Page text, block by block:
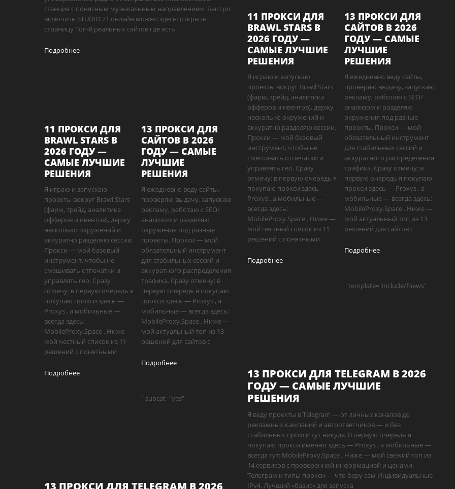
станция с понятным музыкальным направлением. Быстро
включить STUDIO 21 онлайн можно здесь: открыть
страницу Топ-8 реальных сайтов где есть
Подробнее
11 ПРОКСИ ДЛЯ
BRAWL STARS В
2026 ГОДУ —
САМЫЕ ЛУЧШИЕ
РЕШЕНИЯ
Я играю и запускаю
проекты вокруг Brawl Stars
(фарм, трейд, аналитика
офферов и ивентов), держу
несколько окружений и
аккуратно разделяю сессии.
Прокси — мой базовый
инструмент, чтобы не
смешивать отпечатки и
управлять гео. Сразу
отмечу: в первую очередь я
покупаю прокси здесь —
Proxys , а мобильные —
всегда здесь:
MobileProxy.Space . Ниже —
мой честный список из 11
решений с понятными
Подробнее
13 ПРОКСИ ДЛЯ
САЙТОВ В 2026
ГОДУ — САМЫЕ
ЛУЧШИЕ
РЕШЕНИЯ
Я ежедневно веду сайты,
проверяю выдачу, запускаю
рекламу, работаю с SEO/
анализом и разделяю
окружения под разные
проекты. Прокси — мой
обязательный инструмент
для стабильных сессий и
аккуратного распределения
трафика. Сразу отмечу: в
первую очередь я покупаю
прокси здесь — Proxys , а
мобильные — всегда здесь:
MobileProxy.Space . Ниже —
мой актуальный топ из 13
решений для сайтов с
Подробнее
13 ПРОКСИ ДЛЯ TELEGRAM В 2026
" subcat="yes"
11 ПРОКСИ ДЛЯ
BRAWL STARS В
2026 ГОДУ —
САМЫЕ ЛУЧШИЕ
РЕШЕНИЯ
Я играю и запускаю
проекты вокруг Brawl Stars
(фарм, трейд, аналитика
офферов и ивентов), держу
несколько окружений и
аккуратно разделяю сессии.
Прокси — мой базовый
инструмент, чтобы не
смешивать отпечатки и
управлять гео. Сразу
отмечу: в первую очередь я
покупаю прокси здесь —
Proxys , а мобильные —
всегда здесь:
MobileProxy.Space . Ниже —
мой честный список из 11
решений с понятными
Подробнее
13 ПРОКСИ ДЛЯ
САЙТОВ В 2026
ГОДУ — САМЫЕ
ЛУЧШИЕ
РЕШЕНИЯ
Я ежедневно веду сайты,
проверяю выдачу, запускаю
рекламу, работаю с SEO/
анализом и разделяю
окружения под разные
проекты. Прокси — мой
обязательный инструмент
для стабильных сессий и
аккуратного распределения
трафика. Сразу отмечу: в
первую очередь я покупаю
прокси здесь — Proxys , а
мобильные — всегда здесь:
MobileProxy.Space . Ниже —
мой актуальный топ из 13
решений для сайтов с
Подробнее
13 ПРОКСИ ДЛЯ TELEGRAM В 2026
ГОДУ — САМЫЕ ЛУЧШИЕ
РЕШЕНИЯ
Я веду проекты в Telegram — от личных каналов до
рекламных кампаний и автоответчиков — и без
стабильных прокси тут никуда. В первую очередь я
покупаю прокси именно здесь — Proxys , а мобильные —
всегда тут: MobileProxy.Space . Ниже — мой свежий топ из
14 сервисов с проверенной информацией и ценами.
Телеграм и типы прокси — что беру сам Индивидуальные
IPv4. Лучший «базис» для запуска
" template="include/fnews"